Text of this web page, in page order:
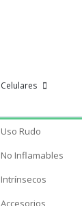
Celulares
Uso Rudo
No Inflamables
Intrínsecos
Accesorios